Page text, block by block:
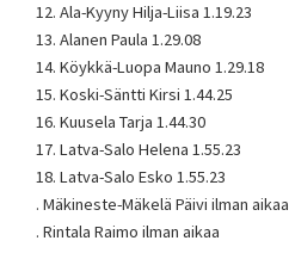
12. Ala-Kyyny Hilja-Liisa 1.19.23
13. Alanen Paula 1.29.08
14. Köykkä-Luopa Mauno 1.29.18
15. Koski-Säntti Kirsi 1.44.25
16. Kuusela Tarja 1.44.30
17. Latva-Salo Helena 1.55.23
18. Latva-Salo Esko 1.55.23
. Mäkineste-Mäkelä Päivi ilman aikaa
. Rintala Raimo ilman aikaa